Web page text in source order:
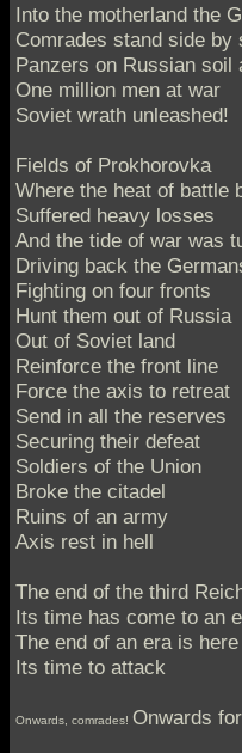
Into the motherland the
Comrades stand side
Panzers on Russian soil
One million men at war
Soviet wrath unleashed!
Fields of Prokhorovka
Where the heat of battle
Suffered heavy losses
And the tide of war was
Driving back the
Fighting on four fronts
Hunt them out of Russia
Out of Soviet land
Reinforce the front line
Force the axis to retreat
Send in all the reserves
Securing their defeat
Soldiers of the Union
Broke the citadel
Ruins of an army
Axis rest in hell
The end of the third
Its time has come to an
The end of an era is here
Its time to attack
Onwards, comrades! Onwards